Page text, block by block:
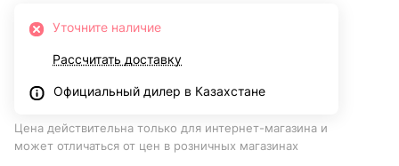
Уточните наличие
Рассчитать доставку
Официальный дилер в Казахстане
Цена действительна только для интернет-магазина и
может отличаться от цен в розничных магазинах